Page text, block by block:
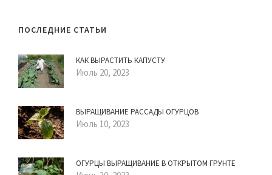
ПОСЛЕДНИЕ СТАТЬИ
КАК ВЫРАСТИТЬ КАПУСТУ
Июль 20, 2023
ВЫРАЩИВАНИЕ РАССАДЫ ОГУРЦОВ
Июль 10, 2023
ОГУРЦЫ ВЫРАЩИВАНИЕ В ОТКРЫТОМ ГРУНТЕ